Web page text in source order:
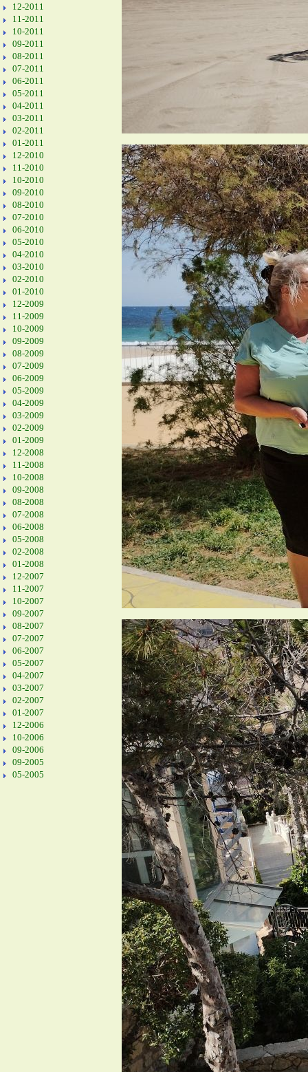
12-2011
11-2011
10-2011
09-2011
08-2011
07-2011
06-2011
05-2011
04-2011
03-2011
02-2011
01-2011
12-2010
11-2010
10-2010
09-2010
08-2010
07-2010
06-2010
05-2010
04-2010
03-2010
02-2010
01-2010
12-2009
11-2009
10-2009
09-2009
08-2009
07-2009
06-2009
05-2009
04-2009
03-2009
02-2009
01-2009
12-2008
11-2008
10-2008
09-2008
08-2008
07-2008
06-2008
05-2008
02-2008
01-2008
12-2007
11-2007
10-2007
09-2007
08-2007
07-2007
06-2007
05-2007
04-2007
03-2007
02-2007
01-2007
12-2006
10-2006
09-2006
09-2005
05-2005